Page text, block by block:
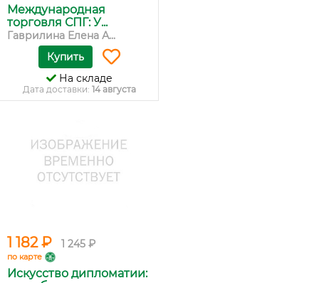
Международная
торговля СПГ: У...
Гаврилина Елена А...
Купить
На складе
Дата доставки: 14 августа
1 182 ₽ 1 245 ₽
по карте
Искусство дипломатии: